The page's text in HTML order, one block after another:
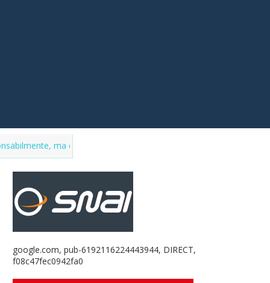
ma con incentivi
google.com, pub-6192116224443944, DIRECT,
f08c47fec0942fa0